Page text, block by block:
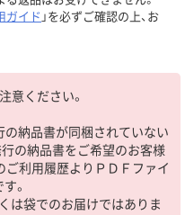
ガイド 」を必ずご確認の上、お
意ください。
の納品書が同梱されていない
の納品書をご希望のお客様
ご利用履歴よりＰＤＦファイ
。
は袋でのお届けではありま